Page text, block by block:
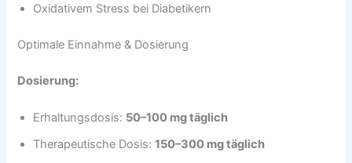
Oxidativem Stress bei Diabetikern
Optimale Einnahme & Dosierung
Dosierung:
Erhaltungsdosis: 50–100 mg täglich
Therapeutische Dosis:150–300 mg täglich